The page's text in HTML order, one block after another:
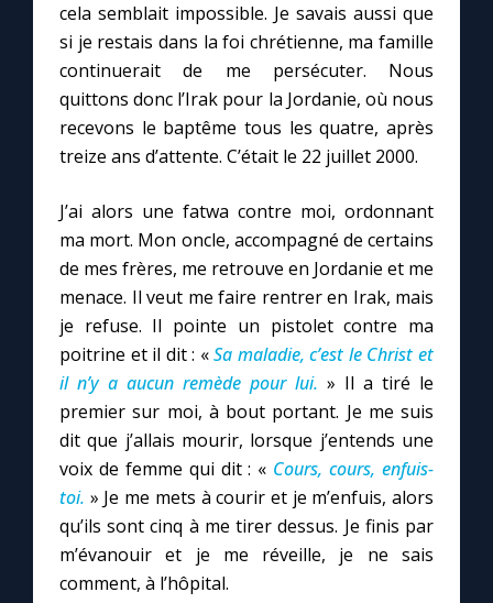
cela semblait impossible. Je savais aussi que
si je restais dans la foi chrétienne, ma famille
continuerait de me persécuter. Nous
quittons donc l’Irak pour la Jordanie, où nous
recevons le baptême tous les quatre, après
treize ans d’attente. C’était le 22 juillet 2000.
J’ai alors une fatwa contre moi, ordonnant
ma mort. Mon oncle, accompagné de certains
de mes frères, me retrouve en Jordanie et me
menace. Il veut me faire rentrer en Irak, mais
je refuse. Il pointe un pistolet contre ma
poitrine et il dit : «Sa maladie, c’est le Christ et
il n’y a aucun remède pour lui. » Il a tiré le
premier sur moi, à bout portant. Je me suis
dit que j’allais mourir, lorsque j’entends une
voix de femme qui dit : « Cours, cours, enfuis-
toi. » Je me mets à courir et je m’enfuis, alors
qu’ils sont cinq à me tirer dessus. Je finis par
m’évanouir et je me réveille, je ne sais
comment, à l’hôpital.